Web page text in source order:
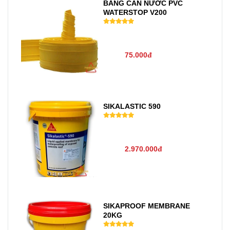
BĂNG CẢN NƯỚC PVC
WATERSTOP V200
75.000đ
SIKALASTIC 590
2.970.000đ
SIKAPROOF MEMBRANE
20KG